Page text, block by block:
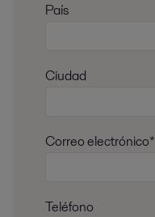
País
Ciudad
Correo electrónico*
Teléfono